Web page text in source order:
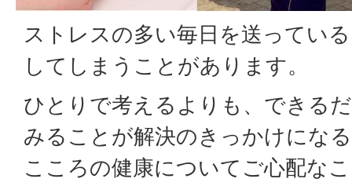
ストレスの多い毎日を送ってい
してしまうことがあります。
ひとりで考えるよりも、できる
みることが解決のきっかけにな
こころの健康についてご心配な